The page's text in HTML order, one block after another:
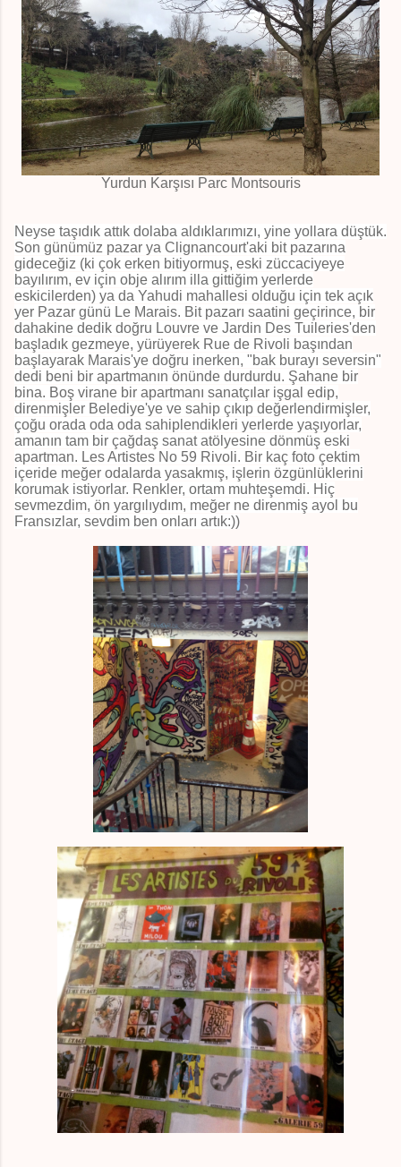
Yurdun Karşısı Parc Montsouris
Neyse taşıdık attık dolaba aldıklarımızı, yine yollara düştük.
Son günümüz pazar ya Clignancourt'aki bit pazarına
gideceğiz (ki çok erken bitiyormuş, eski züccaciyeye
bayılırım, ev için obje alırım illa gittiğim yerlerde
eskicilerden) ya da Yahudi mahallesi olduğu için tek açık
yer Pazar günü Le Marais. Bit pazarı saatini geçirince, bir
dahakine dedik doğru Louvre ve Jardin Des Tuileries'den
başladık gezmeye, yürüyerek Rue de Rivoli başından
başlayarak Marais'ye doğru inerken, "bak burayı seversin"
dedi beni bir apartmanın önünde durdurdu. Şahane bir
bina. Boş virane bir apartmanı sanatçılar işgal edip,
direnmişler Belediye'ye ve sahip çıkıp değerlendirmişler,
çoğu orada oda oda sahiplendikleri yerlerde yaşıyorlar,
amanın tam bir çağdaş sanat atölyesine dönmüş eski
apartman. Les Artistes No 59 Rivoli. Bir kaç foto çektim
içeride meğer odalarda yasakmış, işlerin özgünlüklerini
korumak istiyorlar. Renkler, ortam muhteşemdi. Hiç
sevmezdim, ön yargılıydım, meğer ne direnmiş ayol bu
Fransızlar, sevdim ben onları artık:))